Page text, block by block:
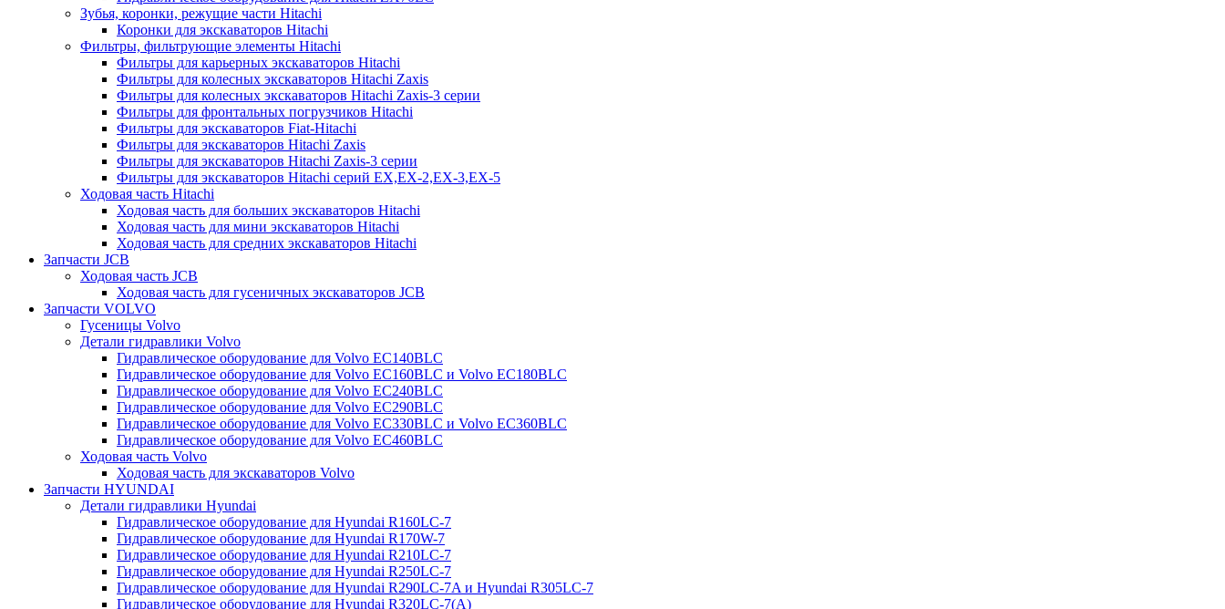
Зубья, коронки, режущие части Hitachi
Коронки для экскаваторов Hitachi
Фильтры, фильтрующие элементы Hitachi
Фильтры для карьерных экскаваторов Hitachi
Фильтры для колесных экскаваторов Hitachi Zaxis
Фильтры для колесных экскаваторов Hitachi Zaxis-3 серии
Фильтры для фронтальных погрузчиков Hitachi
Фильтры для экскаваторов Fiat-Hitachi
Фильтры для экскаваторов Hitachi Zaxis
Фильтры для экскаваторов Hitachi Zaxis-3 серии
Фильтры для экскаваторов Hitachi серий EX,EX-2,EX-3,EX-5
Ходовая часть Hitachi
Ходовая часть для больших экскаваторов Hitachi
Ходовая часть для мини экскаваторов Hitachi
Ходовая часть для средних экскаваторов Hitachi
Запчасти JCB
Ходовая часть JCB
Ходовая часть для гусеничных экскаваторов JCB
Запчасти VOLVO
Гусеницы Volvo
Детали гидравлики Volvo
Гидравлическое оборудование для Volvo EC140BLC
Гидравлическое оборудование для Volvo EC160BLC и Volvo EC180BLC
Гидравлическое оборудование для Volvo EC240BLC
Гидравлическое оборудование для Volvo EC290BLC
Гидравлическое оборудование для Volvo EC330BLC и Volvo EC360BLC
Гидравлическое оборудование для Volvo EC460BLC
Ходовая часть Volvo
Ходовая часть для экскаваторов Volvo
Запчасти HYUNDAI
Детали гидравлики Hyundai
Гидравлическое оборудование для Hyundai R160LC-7
Гидравлическое оборудование для Hyundai R170W-7
Гидравлическое оборудование для Hyundai R210LC-7
Гидравлическое оборудование для Hyundai R250LC-7
Гидравлическое оборудование для Hyundai R290LC-7A и Hyundai R305LC-7
Гидравлическое оборудование для Hyundai R320LC-7(A)